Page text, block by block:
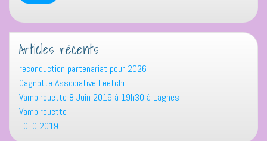
Articles récents
reconduction partenariat pour 2026
Cagnotte Associative Leetchi
Vampirouette 8 Juin 2019 à 19h30 à Lagnes
Vampirouette
LOTO 2019